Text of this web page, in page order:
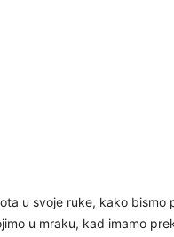
u svoje ruke, kako bismo
u mraku, kad imamo